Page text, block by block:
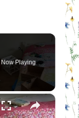
Now Playing
×